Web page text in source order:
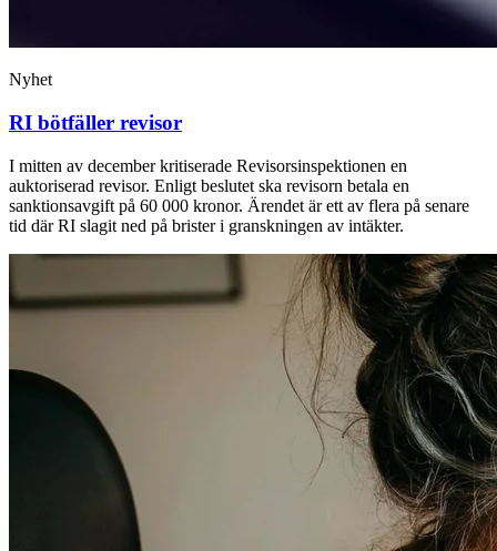
Nyhet
RI bötfäller revisor
I mitten av december kritiserade Revisorsinspektionen en
auktoriserad revisor. Enligt beslutet ska revisorn betala en
sanktionsavgift på 60 000 kronor. Ärendet är ett av flera på senare
tid där RI slagit ned på brister i granskningen av intäkter.